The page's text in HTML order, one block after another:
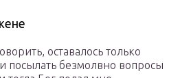
оставалось только
и посылать безмолвно вопросы